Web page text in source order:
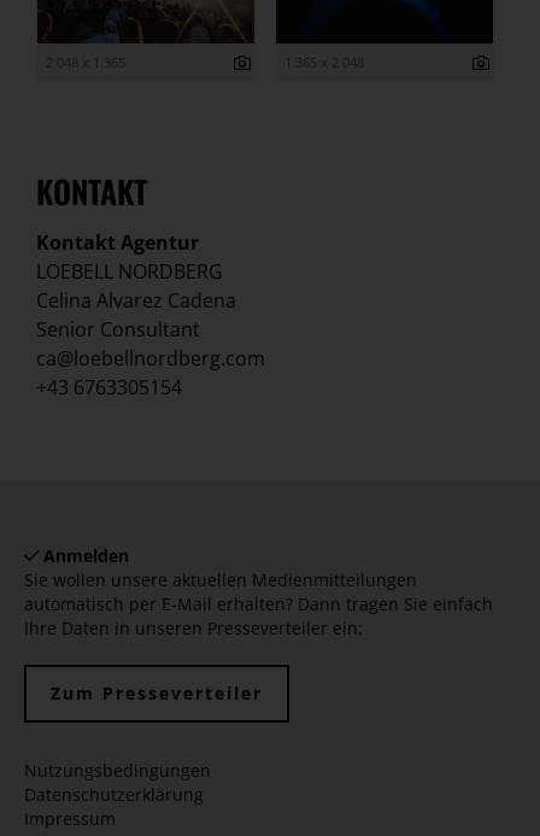
2 048 x 1 365 1 365 x 2 048
KONTAKT
Kontakt Agentur
LOEBELL NORDBERG
Celina Alvarez Cadena
Senior Consultant
ca@loebellnordberg.com
+43 6763305154
Anmelden
Sie wollen unsere aktuellen Medienmitteilungen
automatisch per E-Mail erhalten? Dann tragen Sie einfach
Ihre Daten in unseren Presseverteiler ein:
Zum Presseverteiler
Nutzungsbedingungen
Datenschutzerklärung
Impressum